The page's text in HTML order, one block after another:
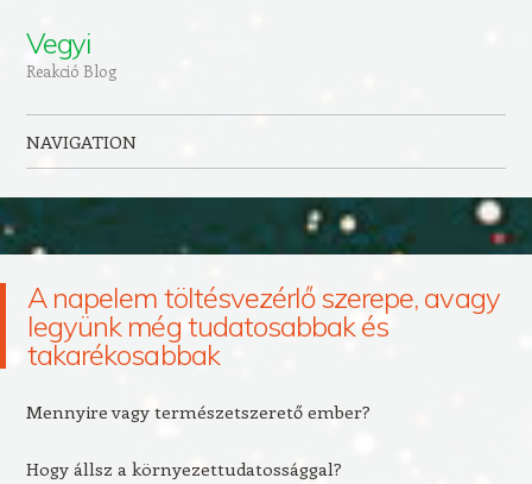
Vegyi
Reakció Blog
NAVIGATION
A napelem töltésvezérlő szerepe, avagy
legyünk még tudatosabbak és
takarékosabbak
Mennyire vagy természetszerető ember?
Hogy állsz a környezettudatossággal?